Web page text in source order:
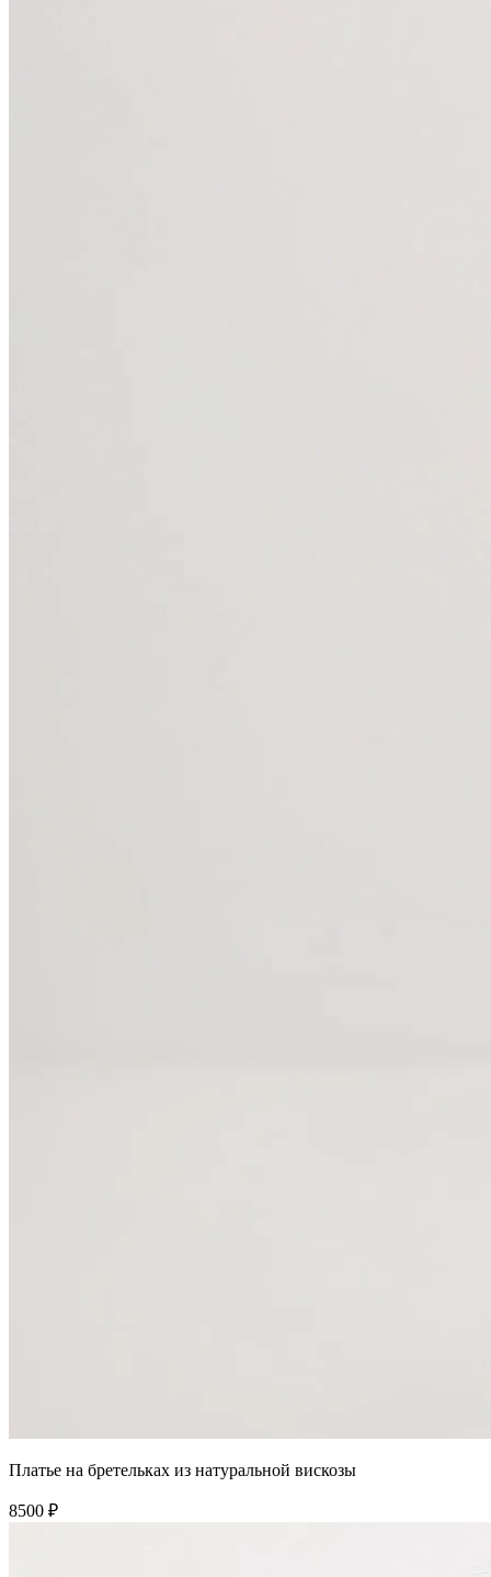
Платье на бретельках из натуральной вискозы
8500 ₽